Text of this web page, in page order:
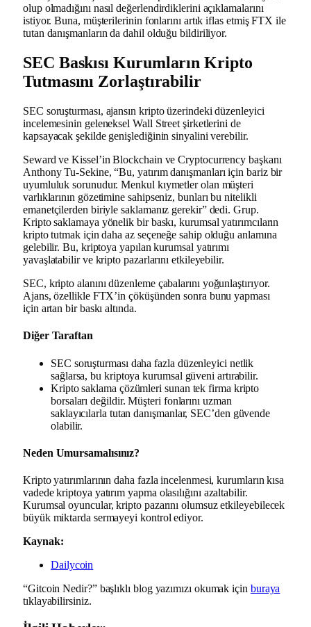
olup olmadığını nasıl değerlendirdiklerini açıklamalarını
istiyor. Buna, müşterilerinin fonlarını artık iflas etmiş FTX ile
tutan danışmanların da dahil olduğu bildiriliyor.
SEC Baskısı Kurumların Kripto
Tutmasını Zorlaştırabilir
SEC soruşturması, ajansın kripto üzerindeki düzenleyici
incelemesinin geleneksel Wall Street şirketlerini de
kapsayacak şekilde genişlediğinin sinyalini verebilir.
Seward ve Kissel’in Blockchain ve Cryptocurrency başkanı
Anthony Tu-Sekine, “Bu, yatırım danışmanları için bariz bir
uyumluluk sorunudur. Menkul kıymetler olan müşteri
varlıklarının gözetimine sahipseniz, bunları bu nitelikli
emanetçilerden biriyle saklamanız gerekir” dedi. Grup.
Kripto saklamaya yönelik bir baskı, kurumsal yatırımcıların
kripto tutmak için daha az seçeneğe sahip olduğu anlamına
gelebilir. Bu, kriptoya yapılan kurumsal yatırımı
yavaşlatabilir ve kripto pazarlarını etkileyebilir.
SEC, kripto alanını düzenleme çabalarını yoğunlaştırıyor.
Ajans, özellikle FTX’in çöküşünden sonra bunu yapması
için artan bir baskı altında.
Diğer Taraftan
SEC soruşturması daha fazla düzenleyici netlik
sağlarsa, bu kriptoya kurumsal güveni artırabilir.
Kripto saklama çözümleri sunan tek firma kripto
borsaları değildir. Müşteri fonlarını uzman
saklayıcılarla tutan danışmanlar, SEC’den güvende
olabilir.
Neden Umursamalısınız?
Kripto yatırımlarının daha fazla incelenmesi, kurumların kısa
vadede kriptoya yatırım yapma olasılığını azaltabilir.
Kurumsal oyuncular, kripto pazarını olumsuz etkileyebilecek
büyük miktarda sermayeyi kontrol ediyor.
Kaynak:
Dailycoin
“Gitcoin Nedir?” başlıklı blog yazımızı okumak için buraya
tıklayabilirsiniz.